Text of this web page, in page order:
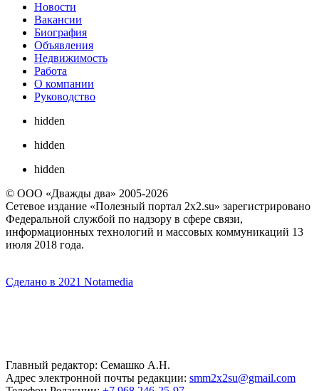
Новости
Вакансии
Биография
Объявления
Недвижимость
Работа
О компании
Руководство
hidden
hidden
hidden
© ООО «Дважды два» 2005-2026
Сетевое издание «Полезный портал 2x2.su» зарегистрировано
Федеральной службой по надзору в сфере связи,
информационных технологий и массовых коммуникаций 13
июля 2018 года.
Сделано в 2021 Notamedia
Главный редактор: Семашко А.Н.
Адрес электронной почты редакции: smm2x2su@gmail.com